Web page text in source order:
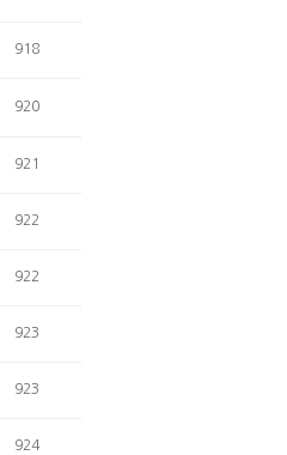
918
920
921
922
922
923
923
924